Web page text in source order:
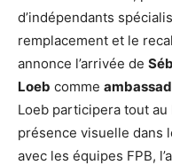
d’indépendants
remplacement et le
annonce l’arrivée de
Loeb comme
Loeb participera tout au
présence visuelle dans
avec les équipes FPB,